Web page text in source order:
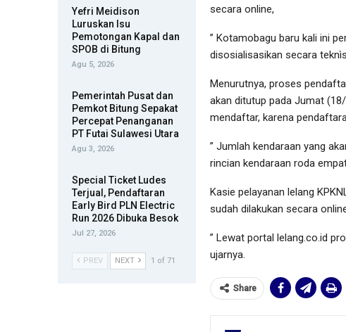
secara online,
” Kotamobagu baru kali ini
disosialisasikan secara
Menurutnya, proses
akan ditutup pada Jumat
mendaftar, karena
” Jumlah kendaraan yang
rincian kendaraan roda
Kasie pelayanan lelang
sudah dilakukan secara
” Lewat portal lelang.co.id
ujarnya.
Share
Yefri Meidison
Luruskan Isu
Pemotongan Kapal dan
SPOB di Bitung
Agu 5, 2026
Pemerintah Pusat dan
Pemkot Bitung Sepakat
Percepat Penanganan
PT Futai Sulawesi Utara
Agu 3, 2026
Special Ticket Ludes
Terjual, Pendaftaran
Early Bird PLN Electric
Run 2026 Dibuka Besok
Jul 27, 2026
PREV NEXT 1 of 71